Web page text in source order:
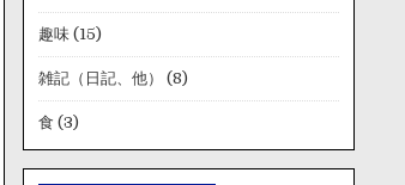
趣味(15)
雑記（日記、他） (8)
食 (3)